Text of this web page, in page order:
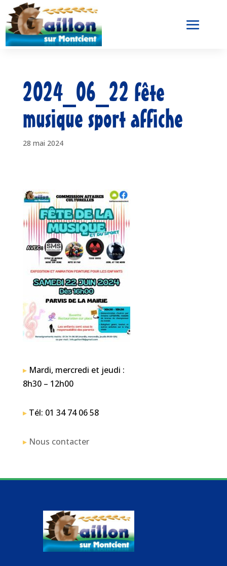
2024_06_22 fête
musique sport affiche
28 mai 2024
▸Mardi, mercredi et jeudi :
8h30 – 12h00
▸Tél: 01 34 74 06 58
▸ Nous contacter